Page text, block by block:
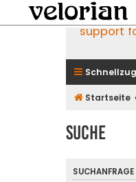
support
Startseite
Suche
SUCHANFRAGE